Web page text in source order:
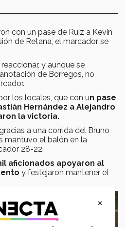
con un pase de Ruiz a Kevin
de Retana, el marcador se
y aunque se
de Borregos, no
los locales, que con un pase
Hernández a Alejandro
la victoria.
a una corrida del Bruno
mantuvo el balón en la
28-22.
aficionados apoyaron al
y festejaron mantener el
×